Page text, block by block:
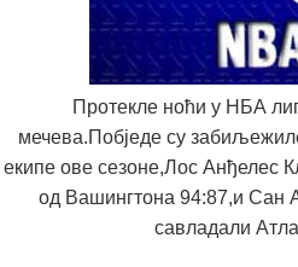
Протекле ноћи у НБА
мечева.Побједе су
екипе ове сезоне,Лос Анђелес
од Вашингтона 94:87,и Сан
савладали